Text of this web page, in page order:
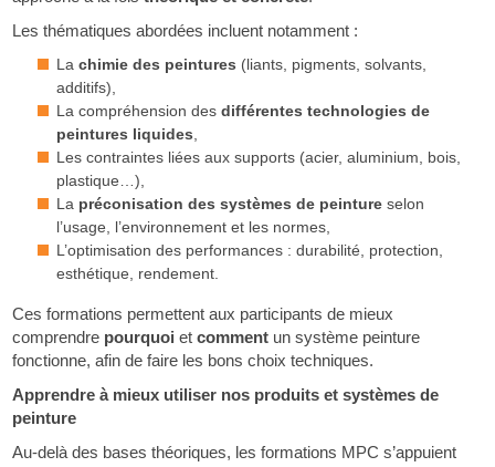
Les thématiques abordées incluent notamment :
Lachimie des peintures (liants, pigments, solvants,
additifs),
La compréhension desdifférentes technologies de
peintures liquides
Les contraintes liées aux supports (acier, aluminium, bois,
plastique…),
La préconisation des systèmes de peinture selon
l’usage, l’environnement et les normes,
L’optimisation des performances : durabilité, protection,
esthétique, rendement.
Ces formations permettent aux participants de mieux
comprendre pourquoi etcomment un système peinture
fonctionne, afin de faire les bons choix techniques.
Apprendre à mieux utiliser nos produits et systèmes de
peinture
Au-delà des bases théoriques, les formations MPC s’appuient